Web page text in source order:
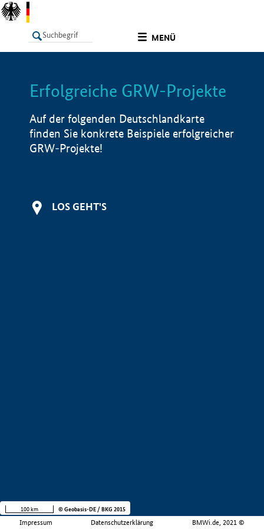
MENÜ
LISTE Info
Erfolgreiche GRW-Projekte
Auf der folgenden Deutschlandkarte
finden Sie konkrete Beispiele erfolgreicher
GRW-Projekte!
LOS GEHT'S
Impressum Datenschutzerklärung BMWi.de, 2021 ©
100 km © Geobasis-DE / BKG 2015